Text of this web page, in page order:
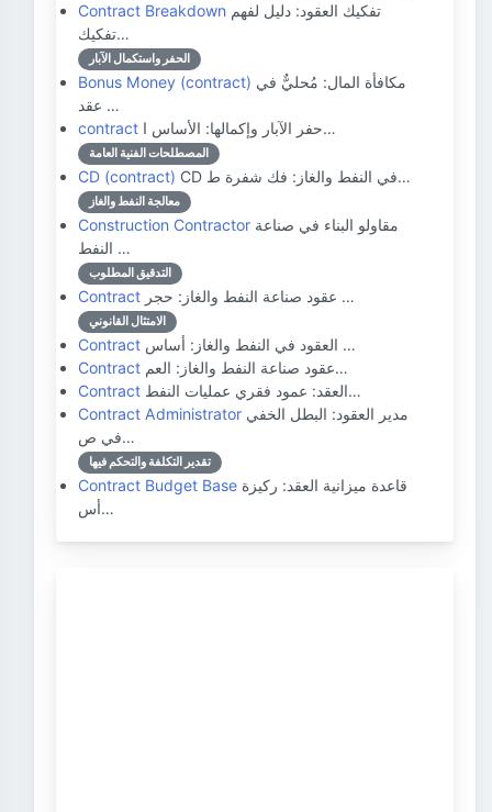
Contract Breakdown
تفكيك…
الحفر واستكمال الآبار
Bonus Money (contract)
عقد …
contract
حفر الآبار وإكمالها: الأساس ا…
المصطلحات الفنية العامة
CD (contract) CD في النفط والغاز: فك شفرة ط…
معالجة النفط والغاز
Construction Contractor
النفط …
التدقيق المطلوب
Contract عقود صناعة النفط والغاز: حجر …
الامتثال القانوني
Contract
العقود في النفط والغاز: أساس …
Contract
عقود صناعة النفط والغاز: العم…
Contract
العقد: عمود فقري عمليات النفط…
Contract Administrator
في ص…
تقدير التكلفة والتحكم فيها
Contract Budget Base
أس…